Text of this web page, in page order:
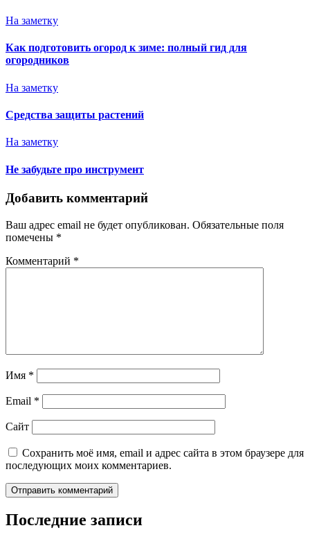
На заметку
Как подготовить огород к зиме: полный гид для
огородников
На заметку
Средства защиты растений
На заметку
Не забудьте про инструмент
Добавить комментарий
Ваш адрес email не будет опубликован. Обязательные поля
помечены *
Комментарий *
Имя *
Email *
Сайт
Сохранить моё имя, email и адрес сайта в этом браузере для
последующих моих комментариев.
Последние записи